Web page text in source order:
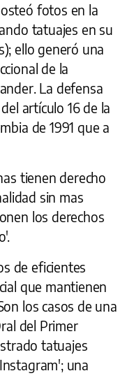
fotos en la
tatuajes en su
ello generó una
de la
La defensa
artículo 16 de la
de 1991 que a
tienen derecho
sin mas
los derechos
de eficientes
que mantienen
los casos de una
del Primer
tatuajes
una